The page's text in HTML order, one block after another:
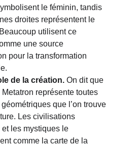
le féminin, tandis
droites représentent le
utilisent ce
une source
pour la transformation
de la création. On dit que
Metatron représente toutes
géométriques que l’on trouve
Les civilisations
les mystiques le
comme la carte de la